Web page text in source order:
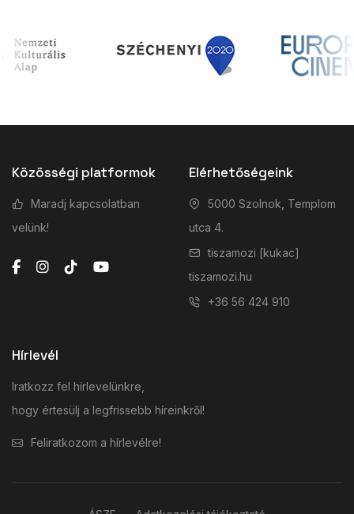
Közösségi platformok
Maradj kapcsolatban
velünk!
Elérhetőségeink
5000 Szolnok, Templom
utca 4.
tiszamozi [kukac]
tiszamozi.hu
+36 56 424 910
Hírlevél
Iratkozz fel hírlevelünkre,
hogy értesülj a legfrissebb híreinkről!
Feliratkozom a hírlevélre!